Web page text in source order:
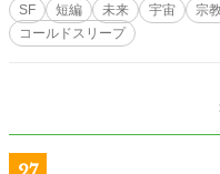
SF 短編 未来 宇宙 宗
コールドスリープ